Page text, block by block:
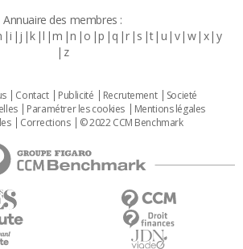
Annuaire des membres :
i j k l m n o p q r s t u v w x y
z
Contact Publicité Recrutement
Societé
Paramétrer les cookies
Mentions légales
Corrections © 2022 CCM Benchmark